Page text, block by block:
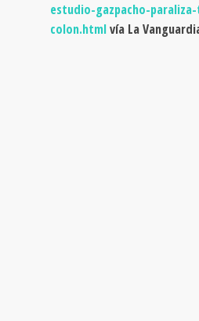
estudio-gazpacho-
colon.htmlvía La